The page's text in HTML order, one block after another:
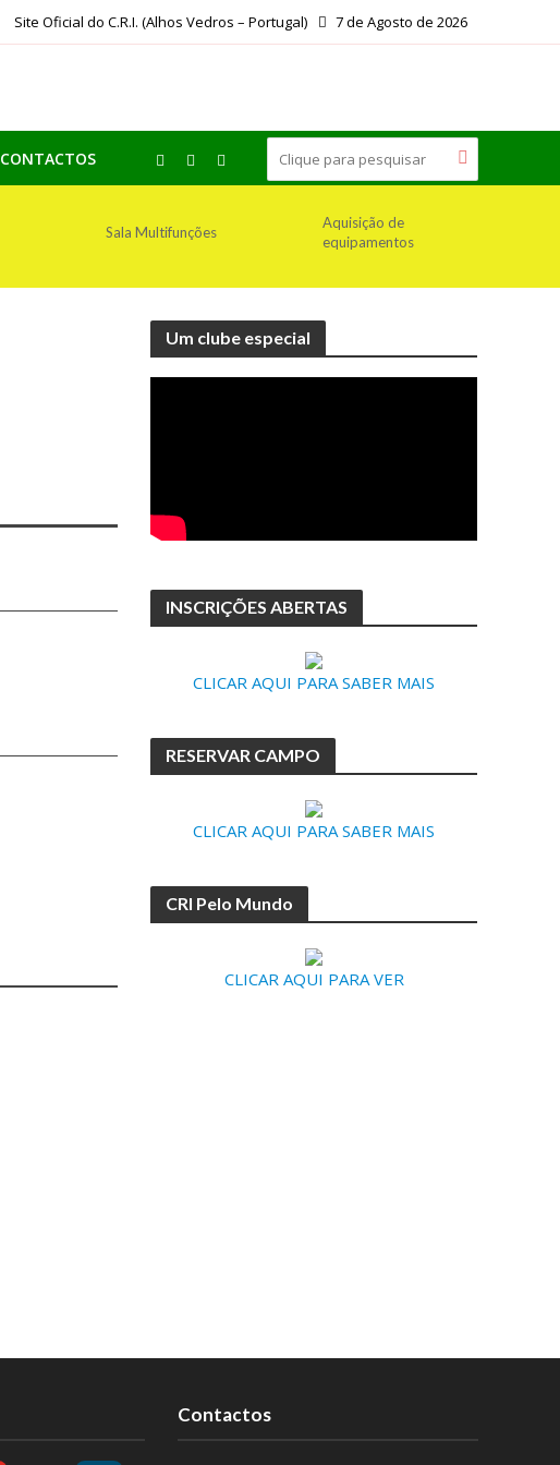
Site Oficial do C.R.I. (Alhos Vedros – Portugal) 7 de Agosto de 2026
CONTACTOS
Sala Multifunções
Aquisição de
equipamentos
Um clube especial
INSCRIÇÕES ABERTAS
CLICAR AQUI PARA SABER MAIS
RESERVAR CAMPO
CLICAR AQUI PARA SABER MAIS
CRI Pelo Mundo
CLICAR AQUI PARA VER
Contactos